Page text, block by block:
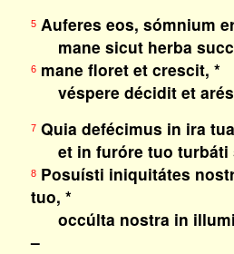
5Auferes eos, sómnium
mane sicut herba
6mane floret et crescit, *
véspere décidit et
7Quia defécimus in ira
et in furóre tuo turbáti
8Posuísti iniquitátes
tuo, *
occúlta nostra in
–